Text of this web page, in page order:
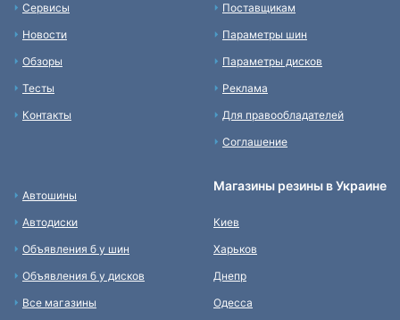
Сервисы
Новости
Обзоры
Тесты
Контакты
Поставщикам
Параметры шин
Параметры дисков
Реклама
Для правообладателей
Соглашение
Автошины
Автодиски
Объявления б у шин
Объявления б у дисков
Все магазины
Магазины резины в Украине
Киев
Харьков
Днепр
Одесса